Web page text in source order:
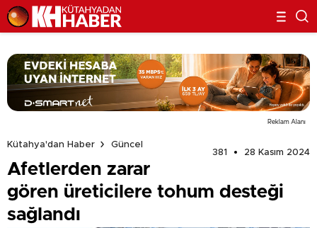
Reklam Alanı
Kütahya'dan Haber
Güncel
381
28 Kasım 2024
Afetlerden zarar
gören üreticilere tohum desteği
sağlandı